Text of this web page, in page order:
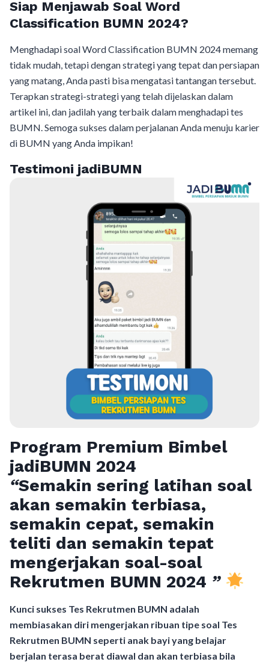
Siap Menjawab Soal Word
Classification BUMN 2024?
Menghadapi soal Word Classification BUMN 2024 memang
tidak mudah, tetapi dengan strategi yang tepat dan persiapan
yang matang, Anda pasti bisa mengatasi tantangan tersebut.
Terapkan strategi-strategi yang telah dijelaskan dalam
artikel ini, dan jadilah yang terbaik dalam menghadapi tes
BUMN. Semoga sukses dalam perjalanan Anda menuju karier
di BUMN yang Anda impikan!
Testimoni jadiBUMN
Program Premium Bimbel
jadiBUMN 2024
“Semakin sering latihan soal
akan semakin terbiasa,
semakin cepat, semakin
teliti dan semakin tepat
mengerjakan soal-soal
Rekrutmen BUMN 2024 ”
Kunci sukses Tes Rekrutmen BUMN adalah
membiasakan diri mengerjakan ribuan tipe soal Tes
Rekrutmen BUMN seperti anak bayi yang belajar
berjalan terasa berat diawal dan akan terbiasa bila